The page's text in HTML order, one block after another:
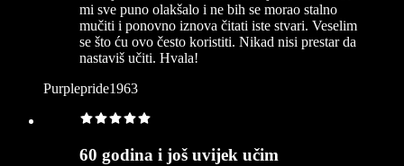
mi sve puno olakšalo i ne bih se morao stalno
mučiti i ponovno iznova čitati iste stvari. Veselim
se što ću ovo često koristiti. Nikad nisi prestar da
nastaviš učiti. Hvala!
Purplepride1963
60 godina i još uvijek učim